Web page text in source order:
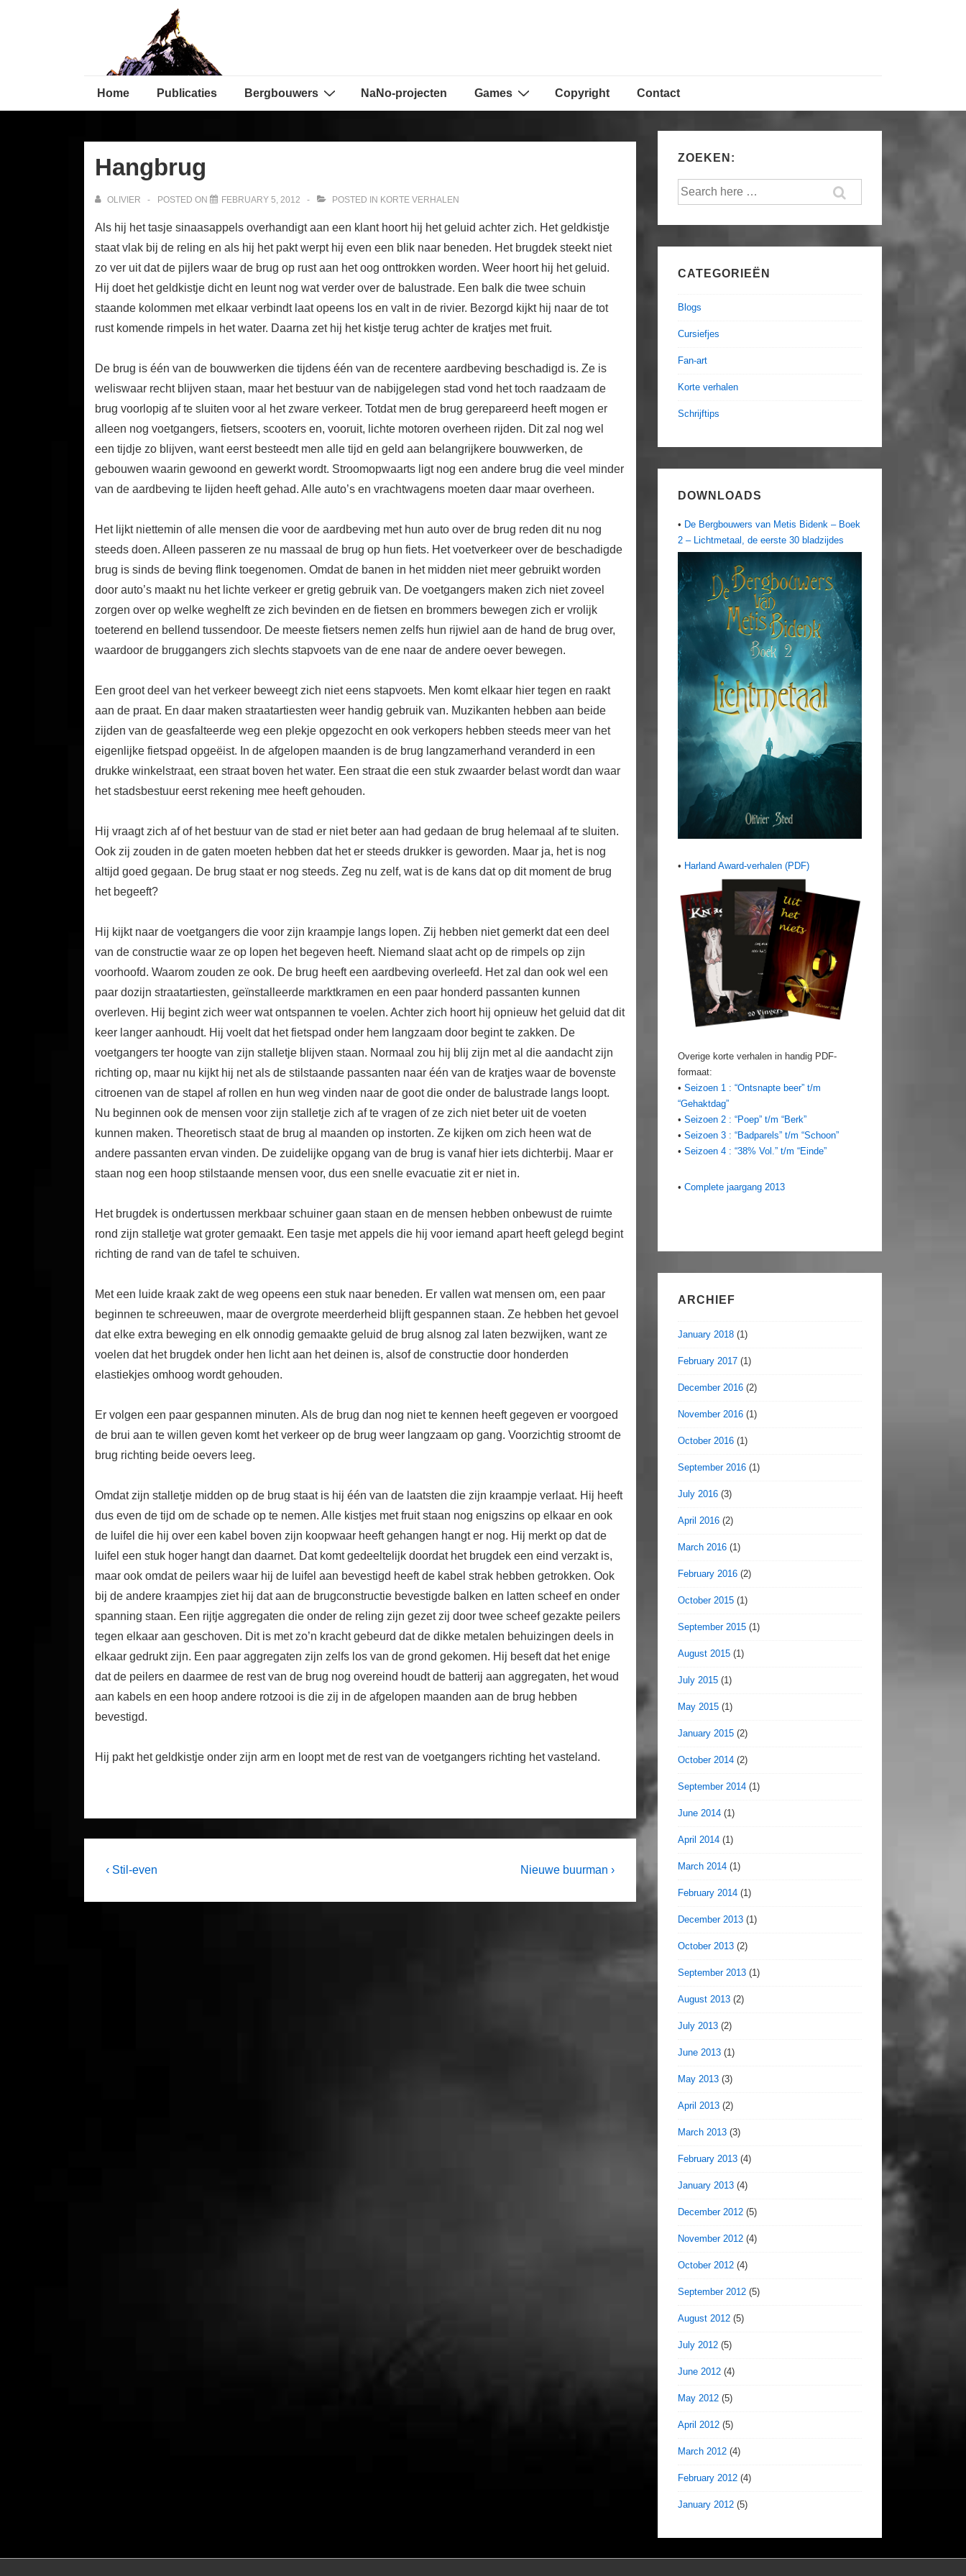
Home Publicaties Bergbouwers NaNo-projecten Games Copyright Contact
Hangbrug
OLIVIER POSTED ON FEBRUARY 5, 2012 POSTED IN KORTE VERHALEN
Als hij het tasje sinaasappels overhandigt aan een klant hoort hij het geluid achter zich. Het geldkistje
staat vlak bij de reling en als hij het pakt werpt hij even een blik naar beneden. Het brugdek steekt niet
zo ver uit dat de pijlers waar de brug op rust aan het oog onttrokken worden. Weer hoort hij het geluid.
Hij doet het geldkistje dicht en leunt nog wat verder over de balustrade. Een balk die twee schuin
staande kolommen met elkaar verbindt laat opeens los en valt in de rivier. Bezorgd kijkt hij naar de tot
rust komende rimpels in het water. Daarna zet hij het kistje terug achter de kratjes met fruit.
De brug is één van de bouwwerken die tijdens één van de recentere aardbeving beschadigd is. Ze is
weliswaar recht blijven staan, maar het bestuur van de nabijgelegen stad vond het toch raadzaam de
brug voorlopig af te sluiten voor al het zware verkeer. Totdat men de brug gerepareerd heeft mogen er
alleen nog voetgangers, fietsers, scooters en, vooruit, lichte motoren overheen rijden. Dit zal nog wel
een tijdje zo blijven, want eerst besteedt men alle tijd en geld aan belangrijkere bouwwerken, de
gebouwen waarin gewoond en gewerkt wordt. Stroomopwaarts ligt nog een andere brug die veel minder
van de aardbeving te lijden heeft gehad. Alle auto’s en vrachtwagens moeten daar maar overheen.
Het lijkt niettemin of alle mensen die voor de aardbeving met hun auto over de brug reden dit nu nog
steeds doen. Alleen passeren ze nu massaal de brug op hun fiets. Het voetverkeer over de beschadigde
brug is sinds de beving flink toegenomen. Omdat de banen in het midden niet meer gebruikt worden
door auto’s maakt nu het lichte verkeer er gretig gebruik van. De voetgangers maken zich niet zoveel
zorgen over op welke weghelft ze zich bevinden en de fietsen en brommers bewegen zich er vrolijk
toeterend en bellend tussendoor. De meeste fietsers nemen zelfs hun rijwiel aan de hand de brug over,
waardoor de bruggangers zich slechts stapvoets van de ene naar de andere oever bewegen.
Een groot deel van het verkeer beweegt zich niet eens stapvoets. Men komt elkaar hier tegen en raakt
aan de praat. En daar maken straatartiesten weer handig gebruik van. Muzikanten hebben aan beide
zijden van de geasfalteerde weg een plekje opgezocht en ook verkopers hebben steeds meer van het
eigenlijke fietspad opgeëist. In de afgelopen maanden is de brug langzamerhand veranderd in een
drukke winkelstraat, een straat boven het water. Een straat die een stuk zwaarder belast wordt dan waar
het stadsbestuur eerst rekening mee heeft gehouden.
Hij vraagt zich af of het bestuur van de stad er niet beter aan had gedaan de brug helemaal af te sluiten.
Ook zij zouden in de gaten moeten hebben dat het er steeds drukker is geworden. Maar ja, het is nog
altijd goed gegaan. De brug staat er nog steeds. Zeg nu zelf, wat is de kans dat op dit moment de brug
het begeeft?
Hij kijkt naar de voetgangers die voor zijn kraampje langs lopen. Zij hebben niet gemerkt dat een deel
van de constructie waar ze op lopen het begeven heeft. Niemand slaat acht op de rimpels op zijn
voorhoofd. Waarom zouden ze ook. De brug heeft een aardbeving overleefd. Het zal dan ook wel een
paar dozijn straatartiesten, geïnstalleerde marktkramen en een paar honderd passanten kunnen
overleven. Hij begint zich weer wat ontspannen te voelen. Achter zich hoort hij opnieuw het geluid dat dit
keer langer aanhoudt. Hij voelt dat het fietspad onder hem langzaam door begint te zakken. De
voetgangers ter hoogte van zijn stalletje blijven staan. Normaal zou hij blij zijn met al die aandacht zijn
richting op, maar nu kijkt hij net als de stilstaande passanten naar één van de kratjes waar de bovenste
citroenen van de stapel af rollen en hun weg vinden naar de goot die onder de balustrade langs loopt.
Nu beginnen ook de mensen voor zijn stalletje zich af te vragen of ze zich niet beter uit de voeten
kunnen maken. Theoretisch staat de brug al maanden op instorten. Ze kijken om zich heen wat de
andere passanten ervan vinden. De zuidelijke opgang van de brug is vanaf hier iets dichterbij. Maar er
staan nog een hoop stilstaande mensen voor, dus een snelle evacuatie zit er niet in.
Het brugdek is ondertussen merkbaar schuiner gaan staan en de mensen hebben onbewust de ruimte
rond zijn stalletje wat groter gemaakt. Een tasje met appels die hij voor iemand apart heeft gelegd begint
richting de rand van de tafel te schuiven.
Met een luide kraak zakt de weg opeens een stuk naar beneden. Er vallen wat mensen om, een paar
beginnen te schreeuwen, maar de overgrote meerderheid blijft gespannen staan. Ze hebben het gevoel
dat elke extra beweging en elk onnodig gemaakte geluid de brug alsnog zal laten bezwijken, want ze
voelen dat het brugdek onder hen licht aan het deinen is, alsof de constructie door honderden
elastiekjes omhoog wordt gehouden.
Er volgen een paar gespannen minuten. Als de brug dan nog niet te kennen heeft gegeven er voorgoed
de brui aan te willen geven komt het verkeer op de brug weer langzaam op gang. Voorzichtig stroomt de
brug richting beide oevers leeg.
Omdat zijn stalletje midden op de brug staat is hij één van de laatsten die zijn kraampje verlaat. Hij heeft
dus even de tijd om de schade op te nemen. Alle kistjes met fruit staan nog enigszins op elkaar en ook
de luifel die hij over een kabel boven zijn koopwaar heeft gehangen hangt er nog. Hij merkt op dat de
luifel een stuk hoger hangt dan daarnet. Dat komt gedeeltelijk doordat het brugdek een eind verzakt is,
maar ook omdat de peilers waar hij de luifel aan bevestigd heeft de kabel strak hebben getrokken. Ook
bij de andere kraampjes ziet hij dat aan de brugconstructie bevestigde balken en latten scheef en onder
spanning staan. Een rijtje aggregaten die onder de reling zijn gezet zij door twee scheef gezakte peilers
tegen elkaar aan geschoven. Dit is met zo’n kracht gebeurd dat de dikke metalen behuizingen deels in
elkaar gedrukt zijn. Een paar aggregaten zijn zelfs los van de grond gekomen. Hij beseft dat het enige
dat de peilers en daarmee de rest van de brug nog overeind houdt de batterij aan aggregaten, het woud
aan kabels en een hoop andere rotzooi is die zij in de afgelopen maanden aan de brug hebben
bevestigd.
Hij pakt het geldkistje onder zijn arm en loopt met de rest van de voetgangers richting het vasteland.
Post
Previous
‹ Stil-even
Next
Nieuwe buurman ›
ZOEKEN:
Search
CATEGORIEËN
Blogs
Cursiefjes
Fan-art
Korte verhalen
Schrijftips
DOWNLOADS
• De Bergbouwers van Metis Bidenk – Boek
2 – Lichtmetaal, de eerste 30 bladzijdes
• Harland Award-verhalen (PDF)
Overige korte verhalen in handig PDF-
formaat:
• Seizoen 1 : “Ontsnapte beer” t/m
“Gehaktdag”
• Seizoen 2 : “Poep” t/m “Berk”
• Seizoen 3 : “Badparels” t/m “Schoon”
• Seizoen 4 : “38% Vol.” t/m “Einde”
• Complete jaargang 2013
ARCHIEF
January 2018 (1)
February 2017 (1)
December 2016 (2)
November 2016 (1)
October 2016 (1)
September 2016 (1)
July 2016 (3)
April 2016 (2)
March 2016 (1)
February 2016 (2)
October 2015 (1)
September 2015 (1)
August 2015 (1)
July 2015 (1)
May 2015 (1)
January 2015 (2)
October 2014 (2)
September 2014 (1)
June 2014 (1)
April 2014 (1)
March 2014 (1)
February 2014 (1)
December 2013 (1)
October 2013 (2)
September 2013 (1)
August 2013 (2)
July 2013 (2)
June 2013 (1)
May 2013 (3)
April 2013 (2)
March 2013 (3)
February 2013 (4)
January 2013 (4)
December 2012 (5)
November 2012 (4)
October 2012 (4)
September 2012 (5)
August 2012 (5)
July 2012 (5)
June 2012 (4)
May 2012 (5)
April 2012 (5)
March 2012 (4)
February 2012 (4)
January 2012 (5)